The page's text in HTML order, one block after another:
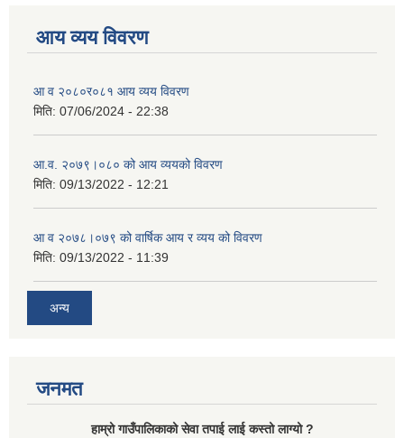
आय व्यय विवरण
आ व २०८०र०८१ आय व्यय विवरण
मिति: 07/06/2024 - 22:38
आ.व. २०७९।०८० को आय व्ययको विवरण
मिति: 09/13/2022 - 12:21
आ‍ व २०७८।०७९ को वार्षिक आय र व्यय को विवरण
मिति: 09/13/2022 - 11:39
अन्य
जनमत
हाम्रो गाउँपालिकाको सेवा तपाई लाई कस्तो लाग्यो ?